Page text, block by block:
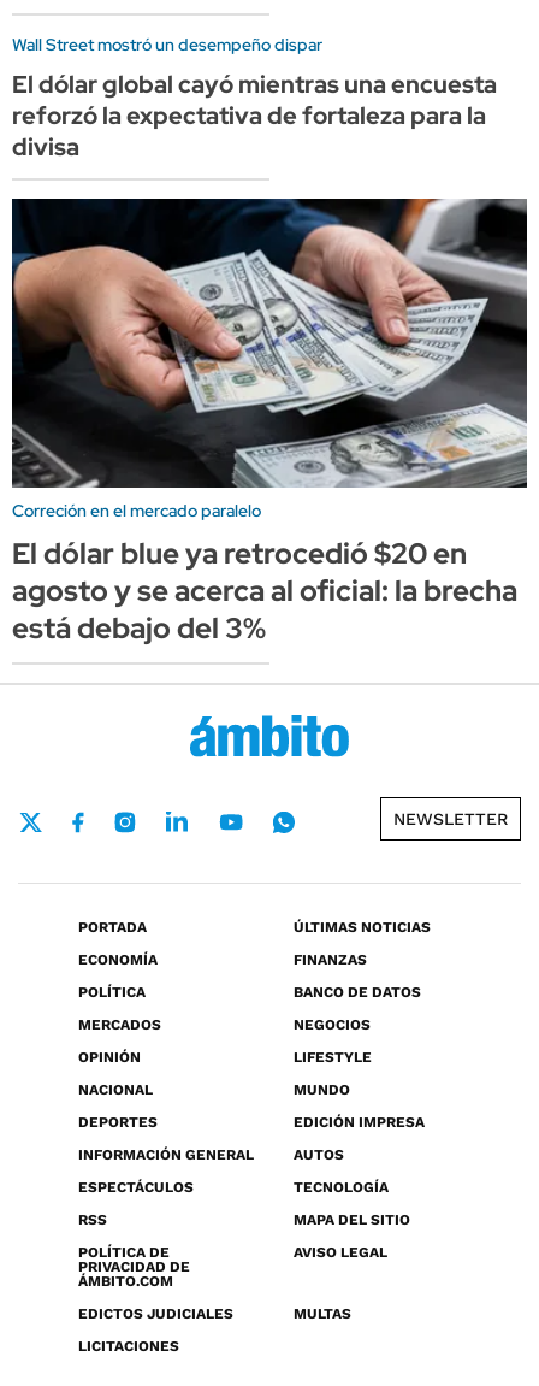
Wall Street mostró un desempeño dispar
El dólar global cayó mientras una encuesta
reforzó la expectativa de fortaleza para la
divisa
Correción en el mercado paralelo
El dólar blue ya retrocedió $20 en
agosto y se acerca al oficial: la brecha
está debajo del 3%
NEWSLETTER
PORTADA
ÚLTIMAS NOTICIAS
ECONOMÍA
FINANZAS
POLÍTICA
BANCO DE DATOS
MERCADOS
NEGOCIOS
OPINIÓN
LIFESTYLE
NACIONAL
MUNDO
DEPORTES
EDICIÓN IMPRESA
INFORMACIÓN GENERAL
AUTOS
ESPECTÁCULOS
TECNOLOGÍA
RSS
MAPA DEL SITIO
POLÍTICA DE
PRIVACIDAD DE
ÁMBITO.COM
AVISO LEGAL
EDICTOS JUDICIALES
MULTAS
LICITACIONES